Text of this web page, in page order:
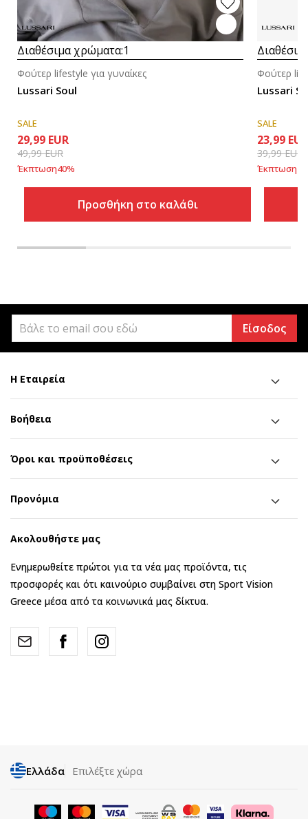
Διαθέσιμα χρώματα:1
Lussari Soul
Φούτερ lifestyle για γυναίκες
SALE
29,99 EUR
49,99EUR
Έκπτωση40%
Προσθήκη στο καλάθι
Lussari
Φούτερ
SALE
23,99 EUR
39,99EUR
Έκπτωση
Είσοδος
Η Εταιρεία
Βοήθεια
Όροι και προϋποθέσεις
Προνόμια
Ακολουθήστε μας
Ενημερωθείτε πρώτοι για τα νέα μας προϊόντα, τις
προσφορές και ότι καινούριο συμβαίνει στη Sport Vision
Greece μέσα από τα κοινωνικά μας δίκτυα.
Ελλάδα Επιλέξτε χώρα